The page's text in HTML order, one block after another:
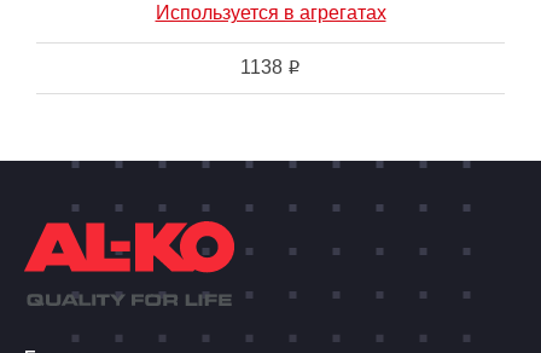
Используется в агрегатах
1138 i